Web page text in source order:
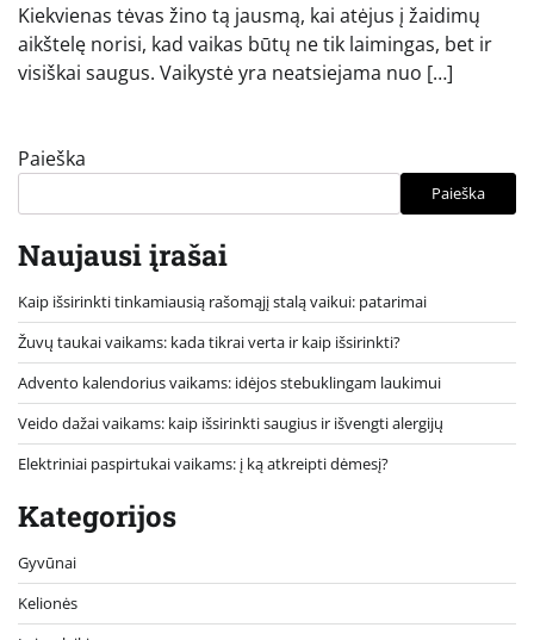
Kiekvienas tėvas žino tą jausmą, kai atėjus į žaidimų
aikštelę norisi, kad vaikas būtų ne tik laimingas, bet ir
visiškai saugus. Vaikystė yra neatsiejama nuo […]
Paieška
Paieška
Naujausi įrašai
Kaip išsirinkti tinkamiausią rašomąjį stalą vaikui: patarimai
Žuvų taukai vaikams: kada tikrai verta ir kaip išsirinkti?
Advento kalendorius vaikams: idėjos stebuklingam laukimui
Veido dažai vaikams: kaip išsirinkti saugius ir išvengti alergijų
Elektriniai paspirtukai vaikams: į ką atkreipti dėmesį?
Kategorijos
Gyvūnai
Kelionės